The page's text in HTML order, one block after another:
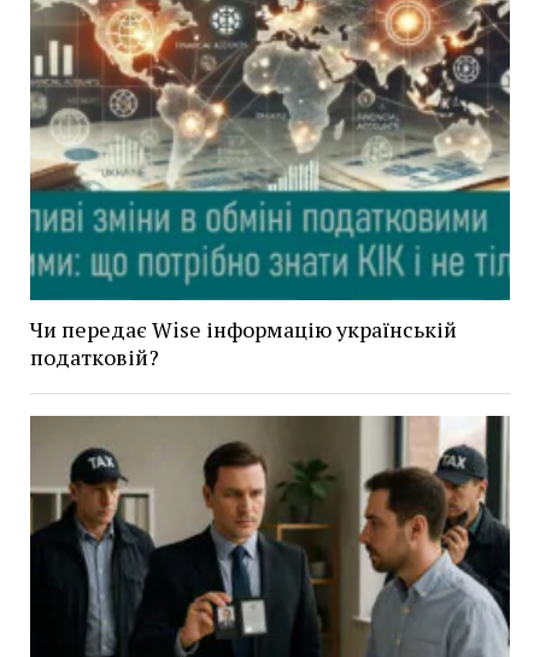
Чи передає Wise інформацію українській
податковій?